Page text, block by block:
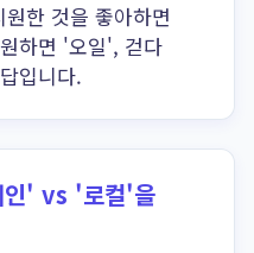
한 것을 좋아하면
하면 '오일', 걷다
입니다.
' vs '로컬'을